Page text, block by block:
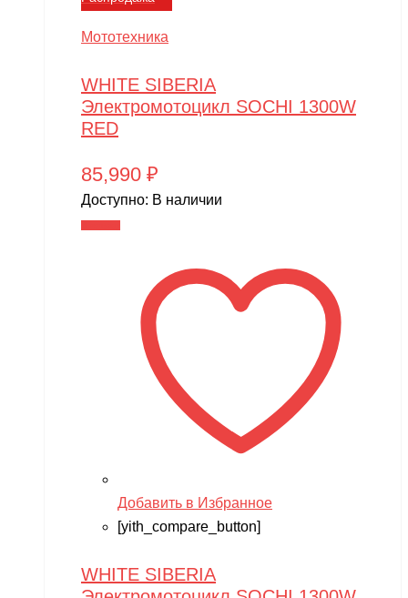
Мототехника
WHITE SIBERIA
Электромотоцикл SOCHI 1300W
RED
85,990 ₽
Доступно: В наличии
Добавить в Избранное
[yith_compare_button]
WHITE SIBERIA